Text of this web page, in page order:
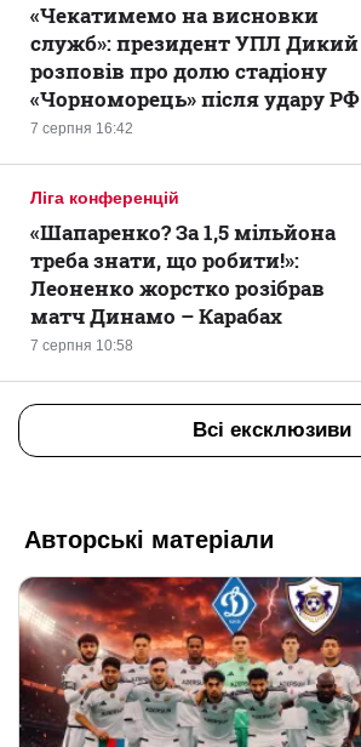
7 серпня 16:42
«Чекатимемо на висновки
служб»: президент УПЛ Дикий
розповів про долю стадіону
«Чорноморець» після удару РФ
Ліга конференцій
7 серпня 10:58
«Шапаренко? За 1,5 мільйона
треба знати, що робити!»:
Леоненко жорстко розібрав
матч Динамо – Карабах
Всі ексклюзиви
Авторські матеріали